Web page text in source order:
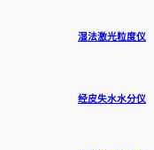
湿法激光粒度仪
经皮失水水分仪